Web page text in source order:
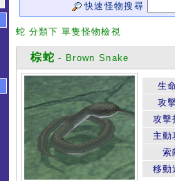
快速怪物搜尋
蛇 分類下 單隻怪物檢視
棕蛇 - Brown Snake
生
攻
攻擊
主動
索
移動